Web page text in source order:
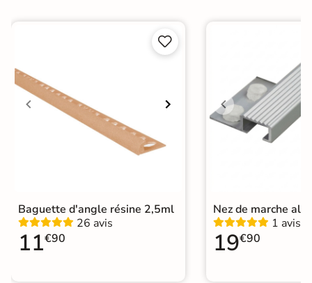


Baguette d'angle résine 2,5ml
26 avis
11€90
Nez de marche
1 avis
19€90